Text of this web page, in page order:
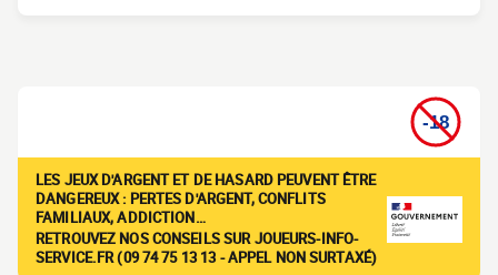
LES JEUX D'ARGENT ET DE HASARD PEUVENT ÊTRE
DANGEREUX : PERTES D'ARGENT, CONFLITS
FAMILIAUX, ADDICTION…
RETROUVEZ NOS CONSEILS SUR JOUEURS-INFO-
SERVICE.FR (09 74 75 13 13 - APPEL NON SURTAXÉ)